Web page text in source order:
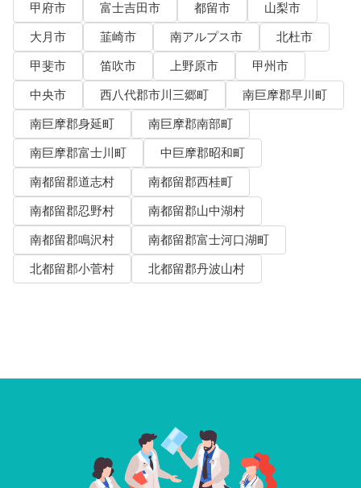
甲府市 富士吉田市 都留市
山梨市
大月市
韮崎市 南アルプス市
北杜市
甲斐市
笛吹市 上野原市
甲州市
中央市
西八代郡市川三郷町
南巨摩郡早川町
南巨摩郡身延町
南巨摩郡南部町
南巨摩郡富士川町
中巨摩郡昭和町
南都留郡道志村
南都留郡西桂町
南都留郡忍野村
南都留郡山中湖村
南都留郡鳴沢村
南都留郡富士河口湖町
北都留郡小菅村
北都留郡丹波山村